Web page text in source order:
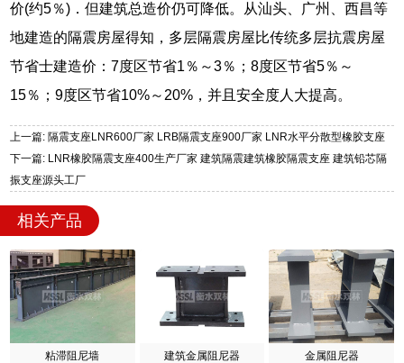
价(约5％)．但建筑总造价仍可降低。从汕头、广州、西昌等
地建造的隔震房屋得知，多层隔震房屋比传统多层抗震房屋
节省士建造价：7度区节省1％～3％；8度区节省5％～
15％；9度区节省10%～20%，并且安全度人大提高。
上一篇: 隔震支座LNR600厂家 LRB隔震支座900厂家 LNR水平分散型橡胶支座
下一篇: LNR橡胶隔震支座400生产厂家 建筑隔震建筑橡胶隔震支座 建筑铅芯隔
振支座源头工厂
相关产品
粘滞阻尼墙 建筑金属阻尼器 金属阻尼器